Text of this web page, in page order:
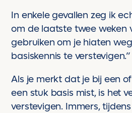
In enkele gevallen zeg ik
om de laatste twee weken
gebruiken om je hiaten
basiskennis te verstevigen.”
Als je merkt dat je bij een
een stuk basis mist, is het
verstevigen. Immers,